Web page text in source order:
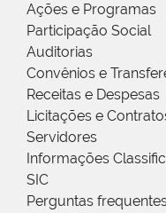
Ações e Programas
Participação Social
Auditorias
Convênios e
Receitas e Despesas
Licitações e
Servidores
Informações
SIC
Perguntas